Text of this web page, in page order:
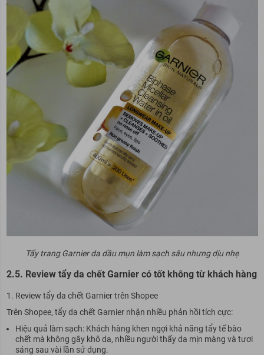
Tẩy trang Garnier da dầu mụn làm sạch sâu nhưng dịu nhẹ
2.5. Review tẩy da chết Garnier có tốt không từ khách hàng
Review tẩy da chết Garnier trên Shopee
Trên Shopee, tẩy da chết Garnier nhận nhiều phản hồi tích cực:
Hiệu quả làm sạch: Khách hàng khen ngợi khả năng tẩy tế bào
chết mà không gây khô da, nhiều người thấy da mịn màng và tươi
sáng sau vài lần sử dụng.